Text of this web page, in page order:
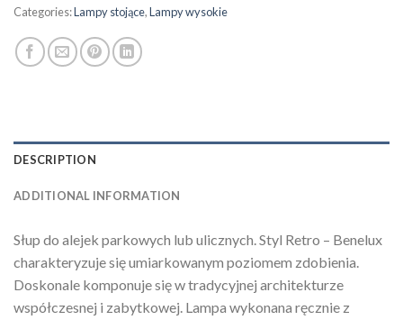
Categories:Lampy stojące,Lampy wysokie
DESCRIPTION
ADDITIONAL INFORMATION
Słup do alejek parkowych lub ulicznych. Styl Retro – Benelux
charakteryzuje się umiarkowanym poziomem zdobienia.
Doskonale komponuje się w tradycyjnej architekturze
współczesnej i zabytkowej. Lampa wykonana ręcznie z